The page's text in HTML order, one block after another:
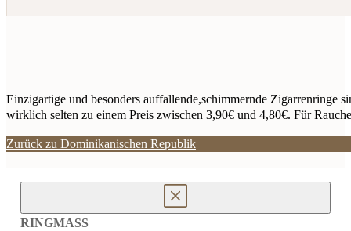
Einzigartige und besonders auffallende,schimmernde Zigarrenringe
wirklich selten zu einem Preis zwischen 3,90€ und 4,80€. Für
Zurück zu Dominikanischen Republik
RINGMASS